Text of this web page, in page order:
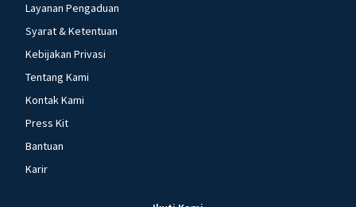
Layanan Pengaduan
Syarat & Ketentuan
Kebijakan Privasi
Tentang Kami
Kontak Kami
Press Kit
Bantuan
Karir